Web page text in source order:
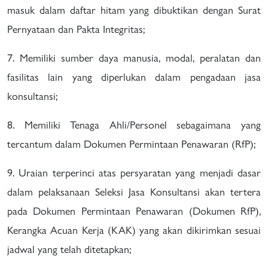
masuk dalam daftar hitam yang dibuktikan dengan Surat
Pernyataan dan Pakta Integritas;
7. Memiliki sumber daya manusia, modal, peralatan dan
fasilitas lain yang diperlukan dalam pengadaan jasa
konsultansi;
8. Memiliki Tenaga Ahli/Personel sebagaimana yang
tercantum dalam Dokumen Permintaan Penawaran (RfP);
9. Uraian terperinci atas persyaratan yang menjadi dasar
dalam pelaksanaan Seleksi Jasa Konsultansi akan tertera
pada Dokumen Permintaan Penawaran (Dokumen RfP),
Kerangka Acuan Kerja (KAK) yang akan dikirimkan sesuai
jadwal yang telah ditetapkan;